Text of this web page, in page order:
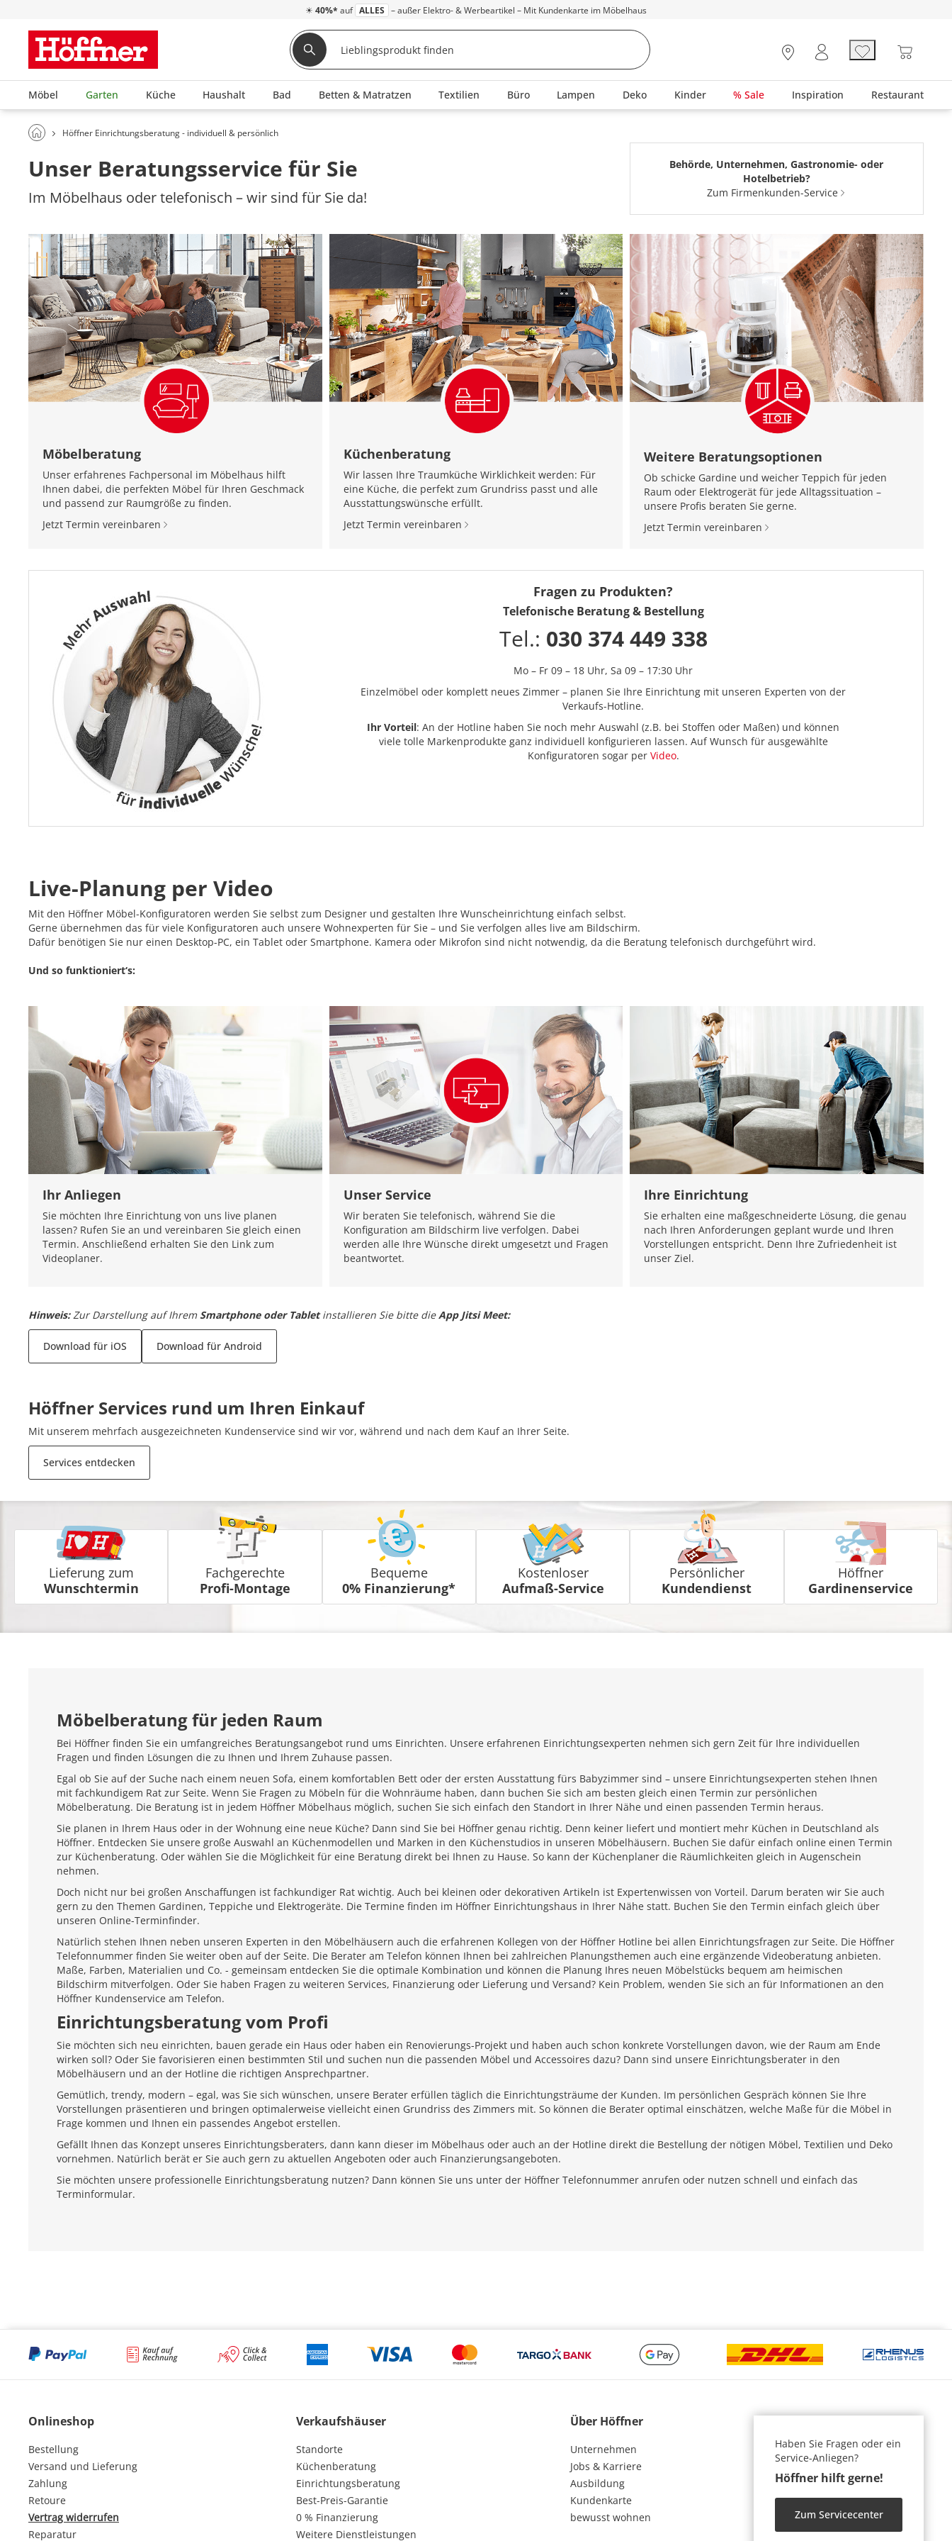
☀ 40%* auf ALLES – außer Elektro- & Werbeartikel – Mit Kundenkarte im Möbelhaus
Möbel Garten Küche Haushalt Bad Betten & Matratzen Textilien Büro Lampen Deko Kinder % Sale Inspiration Restaurant
Höffner Einrichtungsberatung - individuell & persönlich
Unser Beratungsservice für Sie
Im Möbelhaus oder telefonisch – wir sind für Sie da!
Behörde, Unternehmen, Gastronomie- oder
Hotelbetrieb?
Zum Firmenkunden-Service
Möbelberatung
Unser erfahrenes Fachpersonal im Möbelhaus hilft
Ihnen dabei, die perfekten Möbel für Ihren Geschmack
und passend zur Raumgröße zu finden.
Jetzt Termin vereinbaren
Küchenberatung
Wir lassen Ihre Traumküche Wirklichkeit werden: Für
eine Küche, die perfekt zum Grundriss passt und alle
Ausstattungswünsche erfüllt.
Jetzt Termin vereinbaren
Weitere Beratungsoptionen
Ob schicke Gardine und weicher Teppich für jeden
Raum oder Elektrogerät für jede Alltagssituation –
unsere Profis beraten Sie gerne.
Jetzt Termin vereinbaren
Fragen zu Produkten?
Telefonische Beratung & Bestellung
Tel.: 030 374 449 338
Mo – Fr 09 – 18 Uhr,Sa 09 – 17:30 Uhr
Einzelmöbel oder komplett neues Zimmer – planen Sie Ihre Einrichtung mit unseren Experten von der
Verkaufs-Hotline.
Ihr Vorteil: An der Hotline haben Sie noch mehr Auswahl (z.B. bei Stoffen oder Maßen) und können
viele tolle Markenprodukte ganz individuell konfigurieren lassen. Auf Wunsch für ausgewählte
Konfiguratoren sogar per Video.
Live-Planung per Video
Mit den Höffner Möbel-Konfiguratoren werden Sie selbst zum Designer und gestalten Ihre Wunscheinrichtung einfach selbst.
Gerne übernehmen das für viele Konfiguratoren auch unsere Wohnexperten für Sie – und Sie verfolgen alles live am Bildschirm.
Dafür benötigen Sie nur einen Desktop-PC, ein Tablet oder Smartphone. Kamera oder Mikrofon sind nicht notwendig, da die Beratung telefonisch durchgeführt wird.
Und so funktioniert‘s:
Ihr Anliegen
Sie möchten Ihre Einrichtung von uns live planen
lassen? Rufen Sie an und vereinbaren Sie gleich einen
Termin. Anschließend erhalten Sie den Link zum
Videoplaner.
Unser Service
Wir beraten Sie telefonisch, während Sie die
Konfiguration am Bildschirm live verfolgen. Dabei
werden alle Ihre Wünsche direkt umgesetzt und Fragen
beantwortet.
Ihre Einrichtung
Sie erhalten eine maßgeschneiderte Lösung, die genau
nach Ihren Anforderungen geplant wurde und Ihren
Vorstellungen entspricht. Denn Ihre Zufriedenheit ist
unser Ziel.
Hinweis: Zur Darstellung auf Ihrem Smartphone oder Tabletinstallieren Sie bitte dieApp Jitsi Meet:
Download für iOS Download für Android
Höffner Services rund um Ihren Einkauf
Mit unserem mehrfach ausgezeichneten Kundenservice sind wir vor, während und nach dem Kauf an Ihrer Seite.
Services entdecken
Lieferung zum
Wunschtermin
Fachgerechte
Profi-Montage
Bequeme
0% Finanzierung*
Kostenloser
Aufmaß-Service
Persönlicher
Kundendienst
Höffner
Gardinenservice
Möbelberatung für jeden Raum
Bei Höffner finden Sie ein umfangreiches Beratungsangebot rund ums Einrichten. Unsere erfahrenen Einrichtungsexperten nehmen sich gern Zeit für Ihre individuellen
Fragen und finden Lösungen die zu Ihnen und Ihrem Zuhause passen.
Egal ob Sie auf der Suche nach einem neuen Sofa, einem komfortablen Bett oder der ersten Ausstattung fürs Babyzimmer sind – unsere Einrichtungsexperten stehen Ihnen
mit fachkundigem Rat zur Seite. Wenn Sie Fragen zu Möbeln für die Wohnräume haben, dann buchen Sie sich am besten gleich einen Termin zur persönlichen
Möbelberatung. Die Beratung ist in jedem Höffner Möbelhaus möglich, suchen Sie sich einfach den Standort in Ihrer Nähe und einen passenden Termin heraus.
Sie planen in Ihrem Haus oder in der Wohnung eine neue Küche? Dann sind Sie bei Höffner genau richtig. Denn keiner liefert und montiert mehr Küchen in Deutschland als
Höffner. Entdecken Sie unsere große Auswahl an Küchenmodellen und Marken in den Küchenstudios in unseren Möbelhäusern. Buchen Sie dafür einfach online einen Termin
zur Küchenberatung. Oder wählen Sie die Möglichkeit für eine Beratung direkt bei Ihnen zu Hause. So kann der Küchenplaner die Räumlichkeiten gleich in Augenschein
nehmen.
Doch nicht nur bei großen Anschaffungen ist fachkundiger Rat wichtig. Auch bei kleinen oder dekorativen Artikeln ist Expertenwissen von Vorteil. Darum beraten wir Sie auch
gern zu den Themen Gardinen, Teppiche und Elektrogeräte. Die Termine finden im Höffner Einrichtungshaus in Ihrer Nähe statt. Buchen Sie den Termin einfach gleich über
unseren Online-Terminfinder.
Natürlich stehen Ihnen neben unseren Experten in den Möbelhäusern auch die erfahrenen Kollegen von der Höffner Hotline bei allen Einrichtungsfragen zur Seite. Die Höffner
Telefonnummer finden Sie weiter oben auf der Seite. Die Berater am Telefon können Ihnen bei zahlreichen Planungsthemen auch eine ergänzende Videoberatung anbieten.
Maße, Farben, Materialien und Co. - gemeinsam entdecken Sie die optimale Kombination und können die Planung Ihres neuen Möbelstücks bequem am heimischen
Bildschirm mitverfolgen. Oder Sie haben Fragen zu weiteren Services, Finanzierung oder Lieferung und Versand? Kein Problem, wenden Sie sich an für Informationen an den
Höffner Kundenservice am Telefon.
Einrichtungsberatung vom Profi
Sie möchten sich neu einrichten, bauen gerade ein Haus oder haben ein Renovierungs-Projekt und haben auch schon konkrete Vorstellungen davon, wie der Raum am Ende
wirken soll? Oder Sie favorisieren einen bestimmten Stil und suchen nun die passenden Möbel und Accessoires dazu? Dann sind unsere Einrichtungsberater in den
Möbelhäusern und an der Hotline die richtigen Ansprechpartner.
Gemütlich, trendy, modern – egal, was Sie sich wünschen, unsere Berater erfüllen täglich die Einrichtungsträume der Kunden. Im persönlichen Gespräch können Sie Ihre
Vorstellungen präsentieren und bringen optimalerweise vielleicht einen Grundriss des Zimmers mit. So können die Berater optimal einschätzen, welche Maße für die Möbel in
Frage kommen und Ihnen ein passendes Angebot erstellen.
Gefällt Ihnen das Konzept unseres Einrichtungsberaters, dann kann dieser im Möbelhaus oder auch an der Hotline direkt die Bestellung der nötigen Möbel, Textilien und Deko
vornehmen. Natürlich berät er Sie auch gern zu aktuellen Angeboten oder auch Finanzierungsangeboten.
Sie möchten unsere professionelle Einrichtungsberatung nutzen? Dann können Sie uns unter der Höffner Telefonnummer anrufen oder nutzen schnell und einfach das
Terminformular.
Onlineshop
Bestellung
Versand und Lieferung
Zahlung
Retoure
Vertrag widerrufen
Reparatur
Verkaufshäuser
Standorte
Küchenberatung
Einrichtungsberatung
Best-Preis-Garantie
0 % Finanzierung
Weitere Dienstleistungen
Über Höffner
Unternehmen
Jobs & Karriere
Ausbildung
Kundenkarte
bewusst wohnen
Haben Sie Fragen oder ein
Service-Anliegen?
Höffner hilft gerne!
Zum Servicecenter